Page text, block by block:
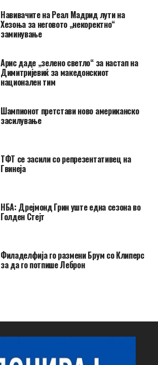
Навивачите на Реал Мадрид лути на
Хезоња за неговото „некоректно“
заминување
Арис даде „зелено светло“ за настап на
Димитријевиќ за македонскиот
национален тим
Шампионот претстави ново американско
засилување
ТФТ се засили со репрезентативец на
Гвинеја
НБА: Дрејмонд Грин уште една сезона во
Голден Стејт
Филаделфија го размени Брум со Клиперс
за да го потпише Леброн